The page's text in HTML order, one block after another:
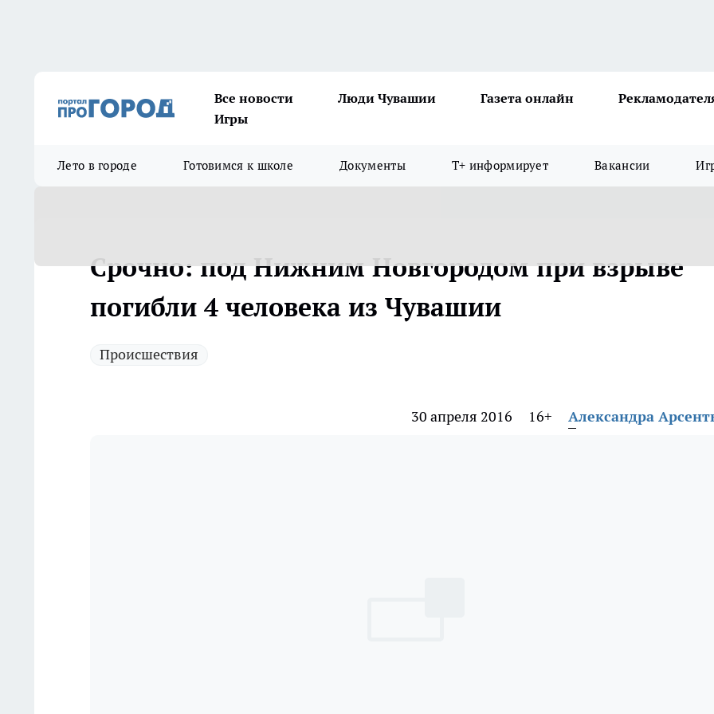
Все новости Люди Чувашии Газета онлайн
Игры
Лето в городе Готовимся к школе Документы Т+ информирует Вакансии
Срочно: под Нижним Новгородом при взрыве
погибли 4 человека из Чувашии
Происшествия
30 апреля 2016 16+ Александра